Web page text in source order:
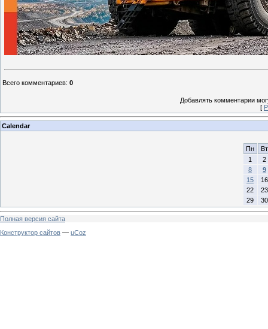
Всего комментариев: 0
Добавлять комментарии
[
Calendar
Пн
Вт
1
2
8
9
15
16
22
23
29
30
Полная версия сайта
Конструктор сайтов — uCoz